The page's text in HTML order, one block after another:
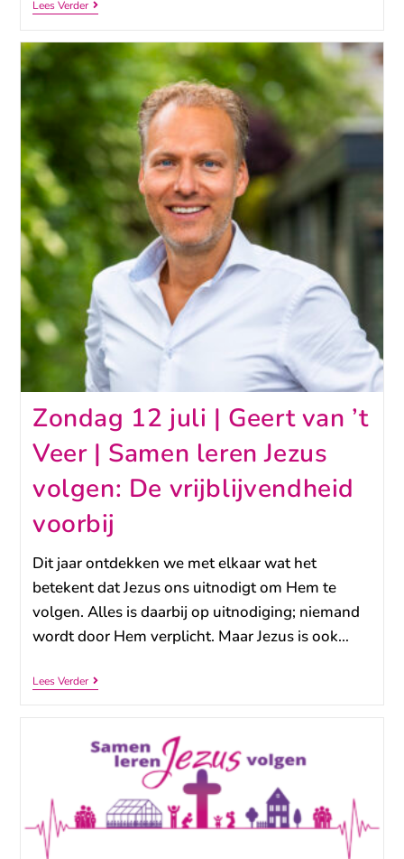
Lees Verder
Zondag 12 juli | Geert van ’t
Veer | Samen leren Jezus
volgen: De vrijblijvendheid
voorbij
Dit jaar ontdekken we met elkaar wat het
betekent dat Jezus ons uitnodigt om Hem te
volgen. Alles is daarbij op uitnodiging; niemand
wordt door Hem verplicht. Maar Jezus is ook…
Lees Verder